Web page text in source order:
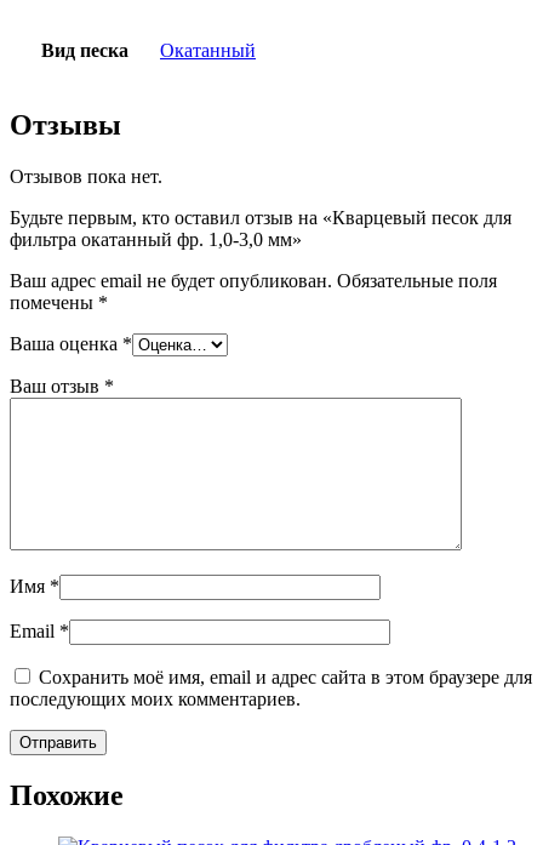
Вид песка Окатанный
Отзывы
Отзывов пока нет.
Будьте первым, кто оставил отзыв на «Кварцевый песок для
фильтра окатанный фр. 1,0-3,0 мм»
Ваш адрес email не будет опубликован. Обязательные поля
помечены *
Ваша оценка *
Ваш отзыв *
Имя *
Email *
Сохранить моё имя, email и адрес сайта в этом браузере для
последующих моих комментариев.
Похожие